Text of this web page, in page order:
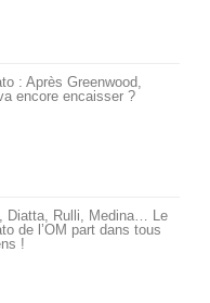
: Après Greenwood,
va encore encaisser ?
Diatta, Rulli, Medina… Le
de l’OM part dans tous
!